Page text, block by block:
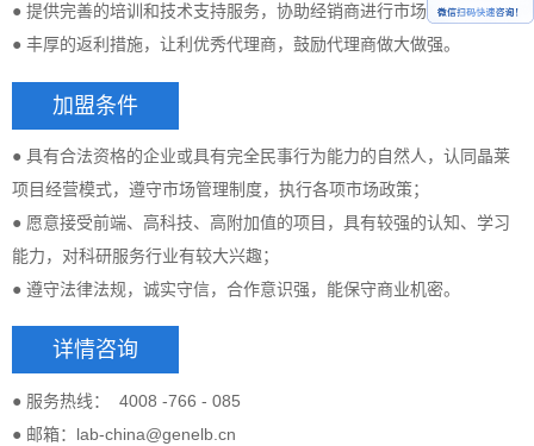
● 提供完善的培训和技术支持服务，协助经销商进行市场开发工作；
● 丰厚的返利措施，让利优秀代理商，鼓励代理商做大做强。
加盟条件
● 具有合法资格的企业或具有完全民事行为能力的自然人，认同晶莱
项目经营模式，遵守市场管理制度，执行各项市场政策；
● 愿意接受前端、高科技、高附加值的项目，具有较强的认知、学习
能力，对科研服务行业有较大兴趣；
● 遵守法律法规，诚实守信，合作意识强，能保守商业机密。
详情咨询
● 服务热线： 4008 -766 - 085
● 邮箱：lab-china@genelb.cn